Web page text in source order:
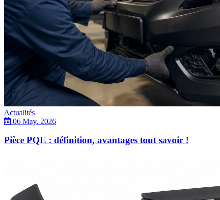
Actualités
06 May. 2026
Pièce PQE : définition, avantages tout savoir !